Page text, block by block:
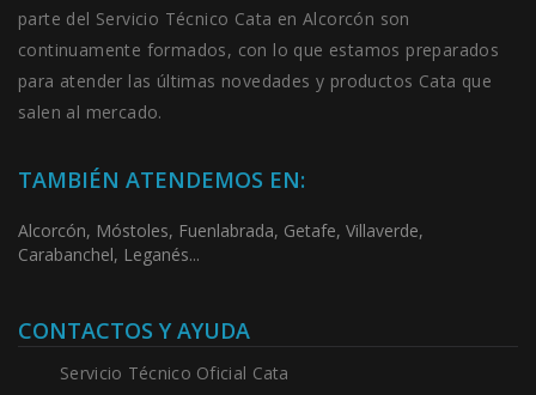
parte del Servicio Técnico Cata en Alcorcón son
continuamente formados, con lo que estamos preparados
para atender las últimas novedades y productos Cata que
salen al mercado.
TAMBIÉN ATENDEMOS EN:
Alcorcón, Móstoles, Fuenlabrada, Getafe, Villaverde,
Carabanchel, Leganés...
CONTACTOS Y AYUDA
Servicio Técnico Oficial Cata